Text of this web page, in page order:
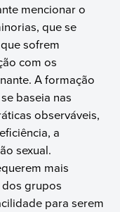
mencionar o
que se
sofrem
com os
A formação
baseia nas
observáveis,
a
sexual.
mais
grupos
para serem